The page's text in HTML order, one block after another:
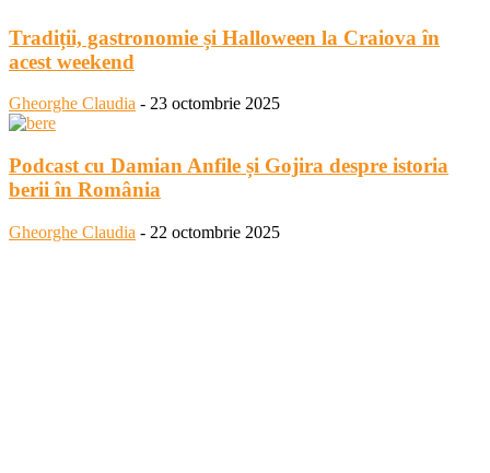
Tradiții, gastronomie și Halloween la Craiova în
acest weekend
Gheorghe Claudia - 23 octombrie 2025
Podcast cu Damian Anfile și Gojira despre istoria
berii în România
Gheorghe Claudia - 22 octombrie 2025